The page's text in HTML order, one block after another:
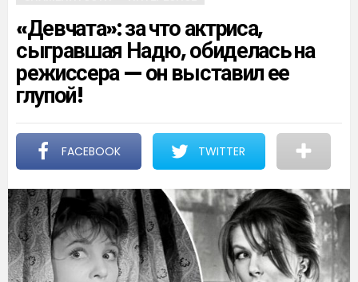
«Девчата»: за что актриса,
сыгравшая Надю, обиделась на
режиссера — он выставил ее
глупой!
FACEBOOK TWITTER